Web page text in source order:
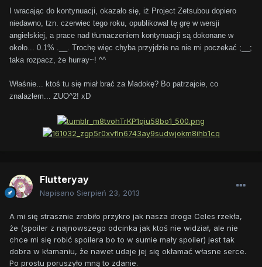
I wracając do kontynuacji, okazało się, iż Project Zetsubou dopiero
niedawno, tzn. czerwiec tego roku, opublikował tę grę w wersji
angielskiej, a prace nad tłumaczeniem kontynuacji są dokonane w
około... 0.1% .__. Trochę więc chyba przyjdzie na nie mi poczekać ;__;
taka rozpacz, że hurray~! ^^
Właśnie... ktoś tu się miał brać za Madokę? Bo patrzajcie, co
znalazłem... ZUO^2! xD
Flutteryay
Napisano Sierpień 23, 2013
A mi się strasznie zrobiło przykro jak nasza droga Celes rzekła,
że (spoiler z najnowszego odcinka jak ktoś nie widział, ale nie
chce mi się robić spoilera bo to w sumie mały spoiler) jest tak
dobra w kłamaniu, że nawet udaje jej się okłamać własne serce.
Po prostu poruszyło mną to zdanie.